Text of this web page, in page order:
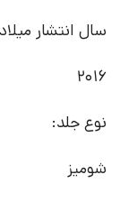
سال انتشار
2016
نوع جلد:
شومیز